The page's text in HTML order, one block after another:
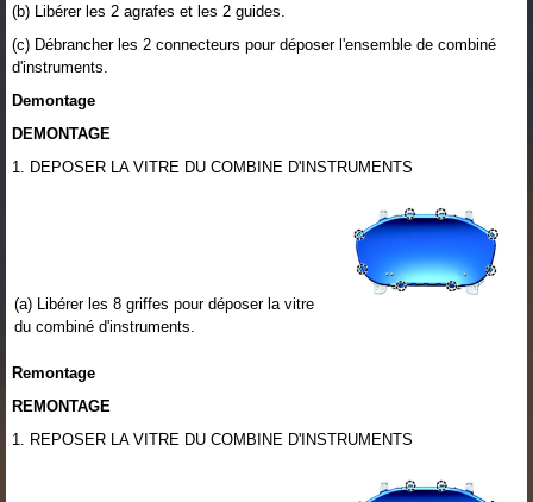
(b) Libérer les 2 agrafes et les 2 guides.
(c) Débrancher les 2 connecteurs pour déposer l'ensemble de combiné
d'instruments.
Demontage
DEMONTAGE
1. DEPOSER LA VITRE DU COMBINE D'INSTRUMENTS
(a) Libérer les 8 griffes pour déposer la vitre
du combiné d'instruments.
Remontage
REMONTAGE
1. REPOSER LA VITRE DU COMBINE D'INSTRUMENTS